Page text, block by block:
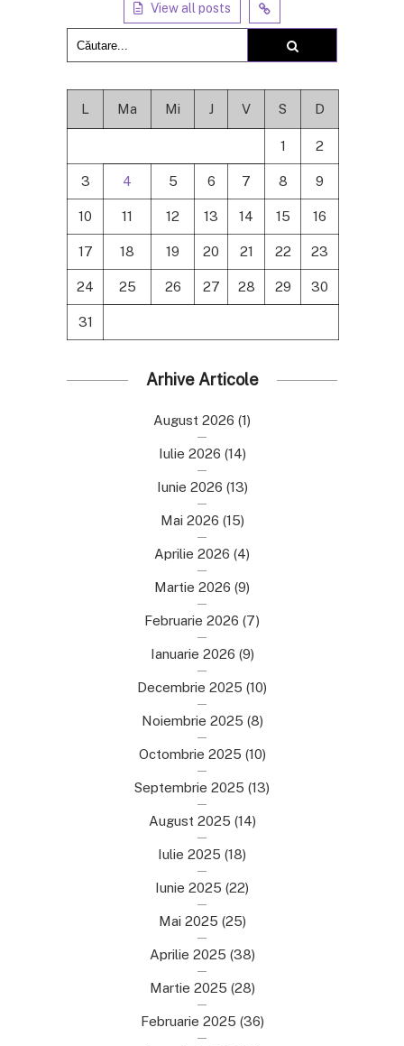
View all posts
L Ma Mi J V S D
1 2
3 4 5 6 7 8 9
10 11 12 13 14 15 16
17 18 19 20 21 22 23
24 25 26 27 28 29 30
31
Arhive Articole
August 2026 (1)
Iulie 2026 (14)
Iunie 2026 (13)
Mai 2026 (15)
Aprilie 2026 (4)
Martie 2026 (9)
Februarie 2026 (7)
Ianuarie 2026 (9)
Decembrie 2025 (10)
Noiembrie 2025 (8)
Octombrie 2025 (10)
Septembrie 2025 (13)
August 2025 (14)
Iulie 2025 (18)
Iunie 2025 (22)
Mai 2025 (25)
Aprilie 2025 (38)
Martie 2025 (28)
Februarie 2025 (36)